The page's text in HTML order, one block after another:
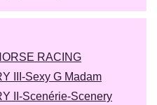
RACING
III-Sexy G Madam
II-Scenérie-Scenery